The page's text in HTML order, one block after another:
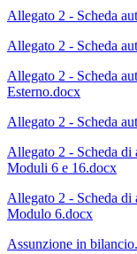
Allegato 2 - Scheda
Allegato 2 - Scheda
Allegato 2 - Scheda
Esterno.docx
Allegato 2 - Scheda
Allegato 2 - Scheda di
Moduli 6 e 16.docx
Allegato 2 - Scheda di
Modulo 6.docx
Assunzione in